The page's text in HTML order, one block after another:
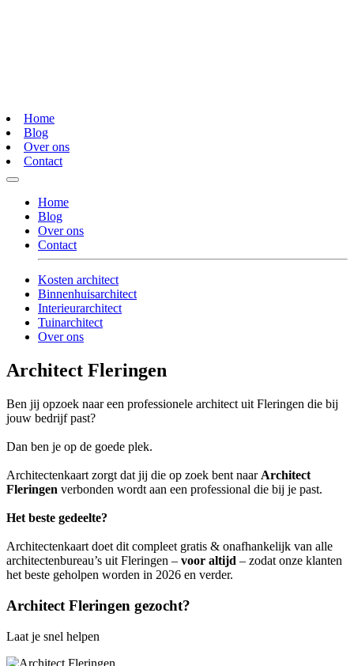
Home
Blog
Over ons
Contact
Home
Blog
Over ons
Contact
Kosten architect
Binnenhuisarchitect
Interieurarchitect
Tuinarchitect
Over ons
Architect Fleringen
Ben jij opzoek naar een professionele architect uit Fleringen die bij
jouw bedrijf past?
Dan ben je op de goede plek.
Architectenkaart zorgt dat jij die op zoek bent naar Architect
Fleringen verbonden wordt aan een professional die bij je past.
Het beste gedeelte?
Architectenkaart doet dit compleet gratis & onafhankelijk van alle
architectenbureau’s uit Fleringen – voor altijd – zodat onze klanten
het beste geholpen worden in 2026 en verder.
Architect Fleringen gezocht?
Laat je snel helpen